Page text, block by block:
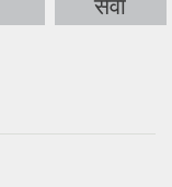
सेवा